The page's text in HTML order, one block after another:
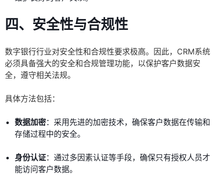
四、安全性与合规性
数字银行行业对安全性和合规性要求极高。因此，CRM系统
必须具备强大的安全和合规管理功能，以保护客户数据安
全，遵守相关法规。
具体方法包括：
数据加密：采用先进的加密技术，确保客户数据在传输和
存储过程中的安全。
身份认证：通过多因素认证等手段，确保只有授权人员才
能访问客户数据。